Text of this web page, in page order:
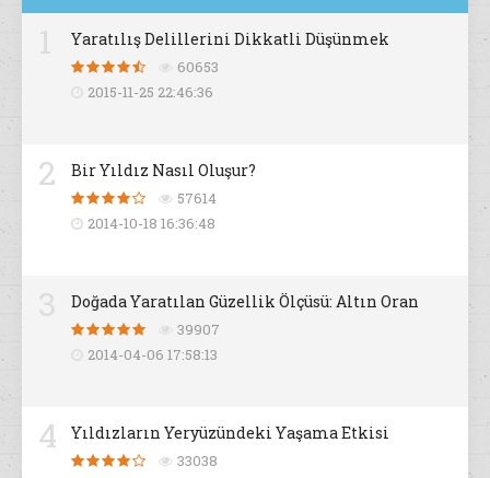
Yaratılış Delillerini Dikkatli Düşünmek
60653
2015-11-25 22:46:36
2 Bir Yıldız Nasıl Oluşur?
57614
2014-10-18 16:36:48
Doğada Yaratılan Güzellik Ölçüsü: Altın Oran
39907
2014-04-06 17:58:13
4 Yıldızların Yeryüzündeki Yaşama Etkisi
33038